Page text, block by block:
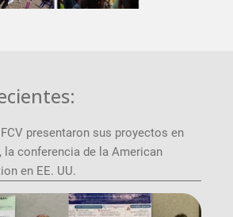
presentaron sus proyectos en
la conferencia de la American
en EE. UU.